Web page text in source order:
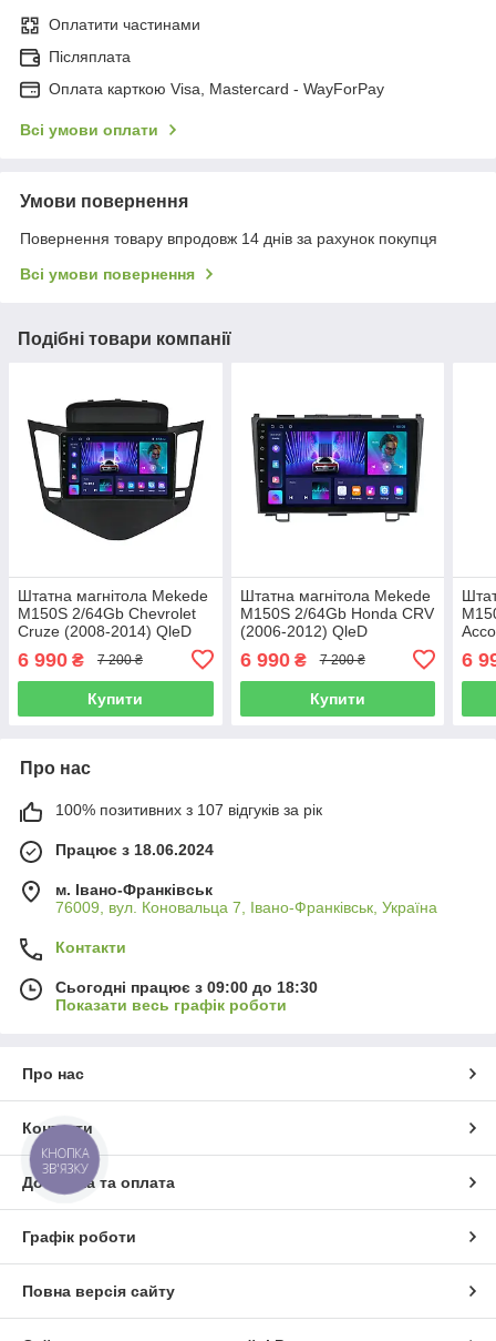
Оплатити частинами
Післяплата
Оплата карткою Visa, Mastercard - WayForPay
Всі умови оплати
Умови повернення
Повернення товару впродовж 14 днів за рахунок покупця
Всі умови повернення
Подібні товари компанії
Штатна магнітола Mekede
M150S 2/64Gb Chevrolet
Cruze (2008-2014) QleD
6 990 ₴ 7 200 ₴
Купити
Штатна магнітола Mekede
M150S 2/64Gb Honda CRV
(2006-2012) QleD
6 990₴ 7 200 ₴
Купити
6
Про нас
100% позитивних з 107 відгуків за рік
Працює з 18.06.2024
м. Івано-Франківськ
76009, вул. Коновальца 7, Івано-Франківськ, Україна
Контакти
Сьогодні працює з 09:00 до 18:30
Показати весь графік роботи
Про нас
Контакти
Доставка та оплата
Графік роботи
Повна версія сайту
КНОПКА
ЗВ'ЯЗКУ